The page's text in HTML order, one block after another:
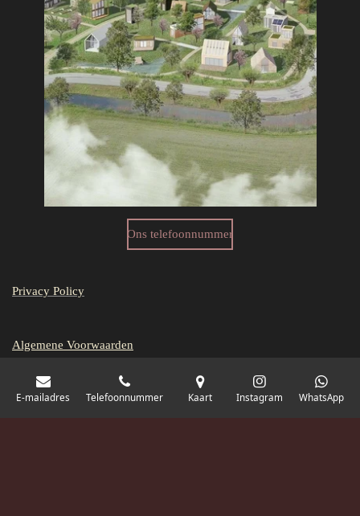
Ons telefoonnummer
Privacy Policy
Algemene Voorwaarden
E-mailadres Telefoonnummer Kaart Instagram WhatsApp